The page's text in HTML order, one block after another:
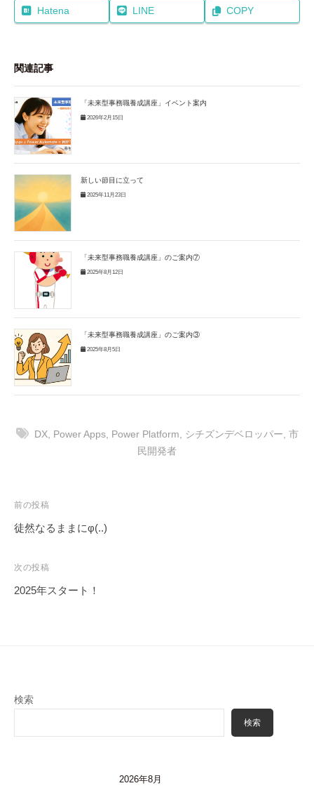
Hatena LINE COPY
関連記事
「未来型事務職養成講座」イベント案内
2026年2月15日
新しい節目に立って
2025年11月23日
「未来型事務職養成講座」のご案内⑦
2025年8月12日
「未来型事務職養成講座」のご案内③
2025年8月5日
DX, Power Apps, Power Platform シチズンデベロッパー 市
民開発者
投
稿
ビ
ゲ
前の投稿
徒然なるままにφ(..)
次の投稿
2025年スタート！
検索
検索
2026年8月